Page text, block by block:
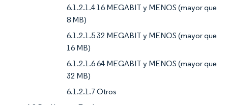
6.1.2.1.4 16 MEGABIT y MENOS (mayor que
8 MB)
6.1.2.1.5 32 MEGABIT y MENOS (mayor que
16 MB)
6.1.2.1.6 64 MEGABIT y MENOS (mayor que
32 MB)
6.1.2.1.7 Otros